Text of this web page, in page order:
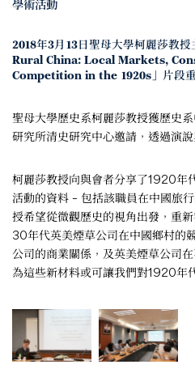
學術活動
2018年3月13日聖母大學柯麗莎教
Rural China: Local Markets,
Competition in the 1920s」片段
聖母大學歷史系柯麗莎教授獲歷史
研究所清史研究中心邀請，透過演
柯麗莎教授向與會者分享了1920年
活動的資料 – 包括該職員在中國旅
授希望從微觀歷史的視角出發，重
30年代英美煙草公司在中國鄉村的
公司的商業關係，及英美煙草公司
為這些新材料或可讓我們對1920年